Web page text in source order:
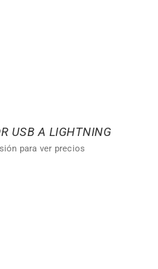
USB A LIGHTNING
para ver precios